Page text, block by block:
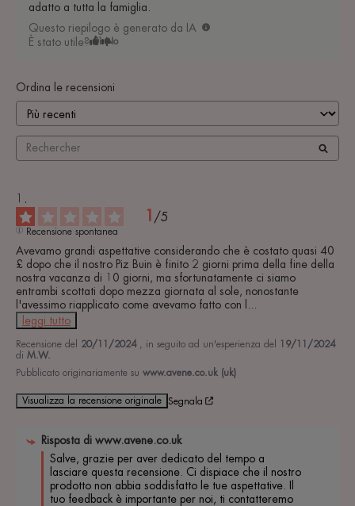
adatto a tutta la famiglia.
Questo riepilogo è generato da IA
È stato utile? Sì No
Ordina le recensioni
1 /5
Recensione spontanea
Avevamo grandi aspettative considerando che è costato quasi 40
£ dopo che il nostro Piz Buin è finito 2 giorni prima della fine della
nostra vacanza di 10 giorni, ma sfortunatamente ci siamo
entrambi scottati dopo mezza giornata al sole, nonostante
l'avessimo riapplicato come avevamo fatto con l
leggi tutto
Recensione del 20/11/2024 , in seguito ad un'esperienza del
19/11/2024
di M.W.
Pubblicato originariamente su www.avene.co.uk (uk)
Visualizza la recensione originale Segnala
Risposta di www.avene.co.uk
Salve, grazie per aver dedicato del tempo a
lasciare questa recensione. Ci dispiace che il nostro
prodotto non abbia soddisfatto le tue aspettative. Il
tuo feedback è importante per noi, ti contatteremo